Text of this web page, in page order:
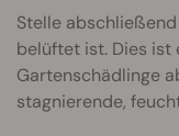
Stelle
belüftet ist. Dies ist
Gartenschädlinge
stagnierende,